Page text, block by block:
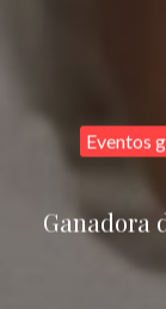
Eventos
Ganadora